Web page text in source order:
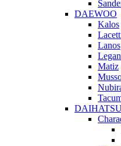
DAEWOO
Kalos
Lanos
Matiz